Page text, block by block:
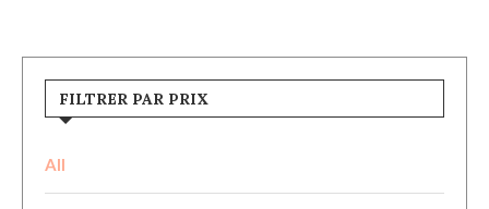
FILTRER PAR PRIX
All